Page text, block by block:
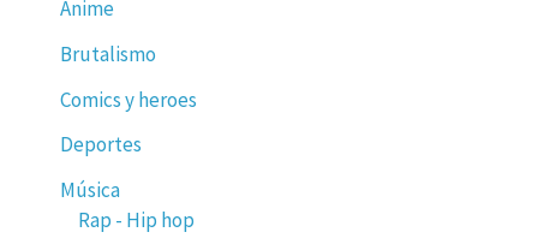
Anime
Brutalismo
Comics y heroes
Deportes
Música
Rap - Hip hop